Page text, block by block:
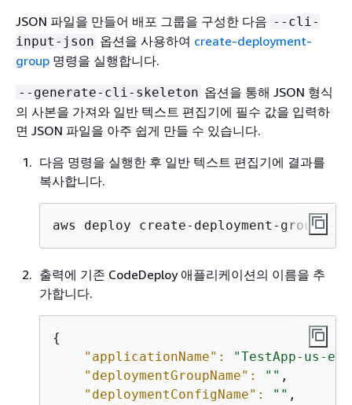
JSON 파일을 만들어 배포 그룹을 구성한 다음 --cli-
input-json 옵션을 사용하여 create-deployment-
group 명령을 실행합니다.
--generate-cli-skeleton 옵션을 통해 JSON 형식
의 사본을 가져와 일반 텍스트 편집기에 필수 값을 입력하
면 JSON 파일을 아주 쉽게 만들 수 있습니다.
다음 명령을 실행한 후 일반 텍스트 편집기에 결과를
복사합니다.
aws deploy create-deployment-group
출력에 기존 CodeDeploy 애플리케이션의 이름을 추
가합니다.
{
"applicationName":
"TestApp-us-
"deploymentGroupName":
"" ,
"deploymentConfigName":
"" ,